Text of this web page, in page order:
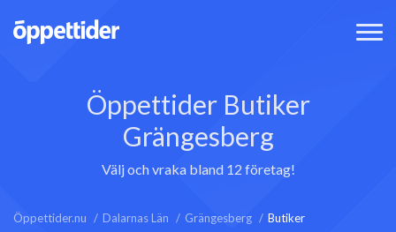
Öppettider Butiker
Grängesberg
Välj och vraka bland 12 företag!
Öppettider.nu Dalarnas Län Grängesberg Butiker